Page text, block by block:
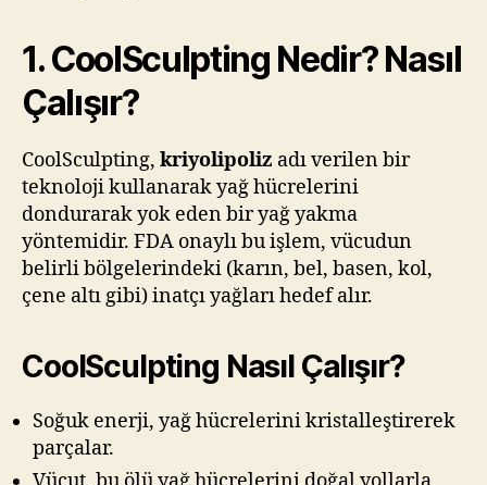
1. CoolSculpting Nedir? Nasıl
Çalışır?
CoolSculpting, kriyolipoliz adı verilen bir
teknoloji kullanarak yağ hücrelerini
dondurarak yok eden bir yağ yakma
yöntemidir. FDA onaylı bu işlem, vücudun
belirli bölgelerindeki (karın, bel, basen, kol,
çene altı gibi) inatçı yağları hedef alır.
CoolSculpting Nasıl Çalışır?
Soğuk enerji, yağ hücrelerini kristalleştirerek
parçalar.